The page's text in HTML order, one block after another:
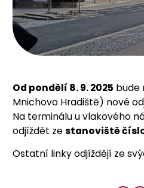
Od pondělí 8. 9. 2025 bude
Mnichovo Hradiště) nové
Na terminálu u vlakového
odjíždět zestanoviště číslo
Ostatní linky odjíždějí ze